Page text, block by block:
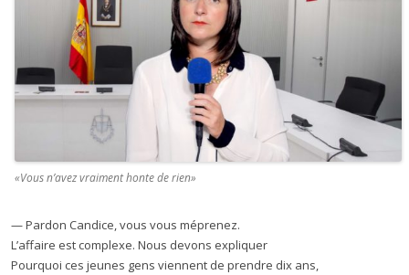
«Vous n’avez vraiment honte de rien»
— Pardon Candice, vous vous méprenez.
L’affaire est complexe. Nous devons expliquer
Pourquoi ces jeunes gens viennent de prendre dix ans,